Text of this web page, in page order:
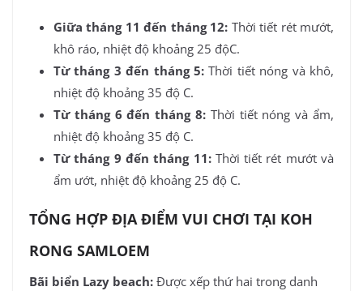
Giữa tháng 11 đến tháng 12: Thời tiết rét mướt,
khô ráo, nhiệt độ khoảng 25 độC.
Từ tháng 3 đến tháng 5: Thời tiết nóng và khô,
nhiệt độ khoảng 35 độ C.
Từ tháng 6 đến tháng 8: Thời tiết nóng và ẩm,
nhiệt độ khoảng 35 độ C.
Từ tháng 9 đến tháng 11: Thời tiết rét mướt và
ẩm ướt, nhiệt độ khoảng 25 độ C.
TỔNG HỢP ĐỊA ĐIỂM VUI CHƠI TẠI KOH
RONG SAMLOEM
Bãi biển Lazy beach: Được xếp thứ hai trong danh